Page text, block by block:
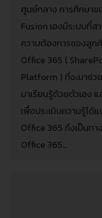
ศูนย์กลาง การศึกษา
Fusion เองมีระบบที่
ความต้องการของลูก
Office 365 (
Platform ) ที่จะมาช่ว
มาเรียนรู้ด้วยตัวเอง
เพื่อประเมินความรู้ได้
Office 365 ถึงเป็นทา
Office 365…